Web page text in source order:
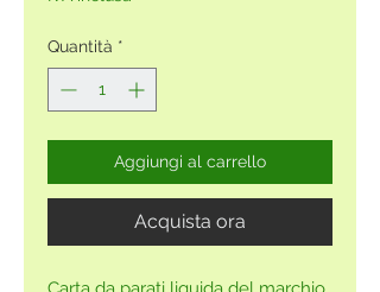
Quantità *
Aggiungi al carrello
Acquista ora